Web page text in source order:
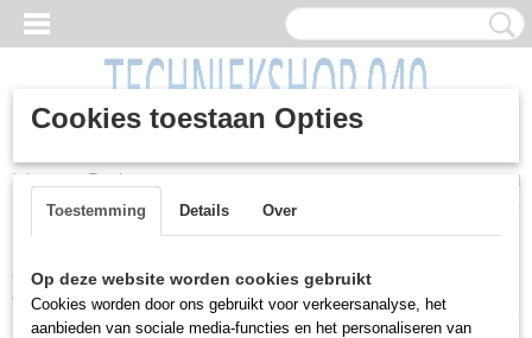
Inloggen Registreren
Home >Overig>Overig>Vintage/ retro bakkenkast, 161x55x72
cm, met normaal bakken
Cookies toestaan Opties
Toestemming Details Over
Op deze website worden cookies gebruikt
Cookies worden door ons gebruikt voor verkeersanalyse, het
aanbieden van sociale media-functies en het personaliseren van